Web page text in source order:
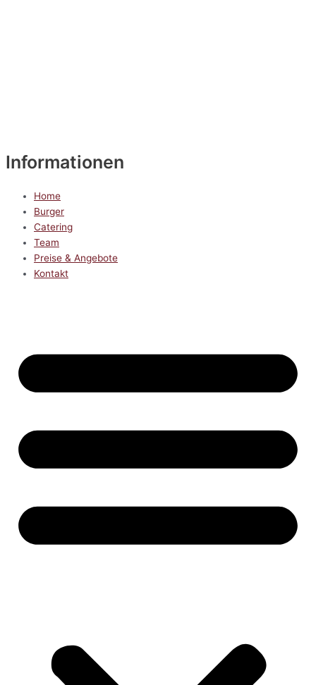
Informationen
Home
Burger
Catering
Team
Preise & Angebote
Kontakt